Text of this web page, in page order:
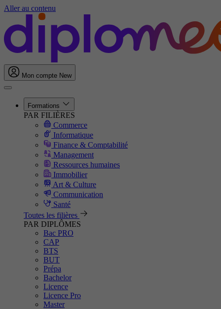
Aller au contenu
Mon compte New
Formations
PAR FILIÈRES
Commerce
Informatique
Finance & Comptabilité
Management
Ressources humaines
Immobilier
Art & Culture
Communication
Santé
Toutes les filières
PAR DIPLÔMES
Bac PRO
CAP
BTS
BUT
Prépa
Bachelor
Licence
Licence Pro
Master